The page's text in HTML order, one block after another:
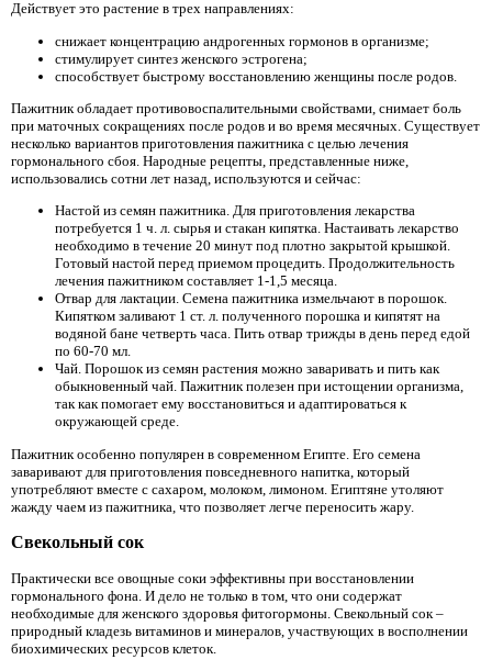
Действует это растение в трех направлениях:
снижает концентрацию андрогенных гормонов в организме;
стимулирует синтез женского эстрогена;
способствует быстрому восстановлению женщины после родов.
Пажитник обладает противовоспалительными свойствами, снимает боль
при маточных сокращениях после родов и во время месячных. Существует
несколько вариантов приготовления пажитника с целью лечения
гормонального сбоя. Народные рецепты, представленные ниже,
использовались сотни лет назад, используются и сейчас:
Настой из семян пажитника. Для приготовления лекарства
потребуется 1 ч. л. сырья и стакан кипятка. Настаивать лекарство
необходимо в течение 20 минут под плотно закрытой крышкой.
Готовый настой перед приемом процедить. Продолжительность
лечения пажитником составляет 1-1,5 месяца.
Отвар для лактации. Семена пажитника измельчают в порошок.
Кипятком заливают 1 ст. л. полученного порошка и кипятят на
водяной бане четверть часа. Пить отвар трижды в день перед едой
по 60-70 мл.
Чай. Порошок из семян растения можно заваривать и пить как
обыкновенный чай. Пажитник полезен при истощении организма,
так как помогает ему восстановиться и адаптироваться к
окружающей среде.
Пажитник особенно популярен в современном Египте. Его семена
заваривают для приготовления повседневного напитка, который
употребляют вместе с сахаром, молоком, лимоном. Египтяне утоляют
жажду чаем из пажитника, что позволяет легче переносить жару.
Свекольный сок
Практически все овощные соки эффективны при восстановлении
гормонального фона. И дело не только в том, что они содержат
необходимые для женского здоровья фитогормоны. Свекольный сок –
природный кладезь витаминов и минералов, участвующих в восполнении
биохимических ресурсов клеток.